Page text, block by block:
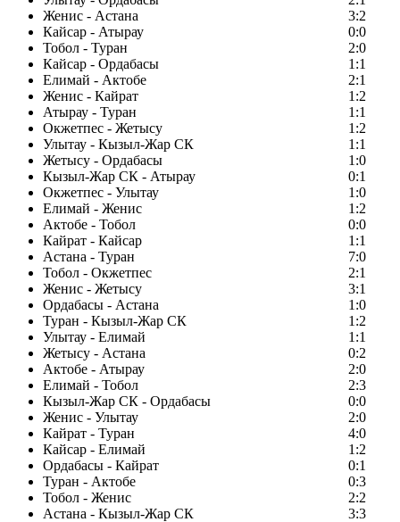
Женис - Астана
3:2
Кайсар - Атырау
0:0
Тобол - Туран
2:0
Кайсар - Ордабасы
1:1
Елимай - Актобе
2:1
Женис - Кайрат
1:2
Атырау - Туран
1:1
Окжетпес - Жетысу
1:2
Улытау - Кызыл-Жар СК
1:1
Жетысу - Ордабасы
1:0
Кызыл-Жар СК - Атырау
0:1
Окжетпес - Улытау
1:0
Елимай - Женис
1:2
Актобе - Тобол
0:0
Кайрат - Кайсар
1:1
Астана - Туран
7:0
Тобол - Окжетпес
2:1
Женис - Жетысу
3:1
Ордабасы - Астана
1:0
Туран - Кызыл-Жар СК
1:2
Улытау - Елимай
1:1
Жетысу - Астана
0:2
Актобе - Атырау
2:0
Елимай - Тобол
2:3
Кызыл-Жар СК - Ордабасы
0:0
Женис - Улытау
2:0
Кайрат - Туран
4:0
Кайсар - Елимай
1:2
Ордабасы - Кайрат
0:1
Туран - Актобе
0:3
Тобол - Женис
2:2
Астана - Кызыл-Жар СК
3:3